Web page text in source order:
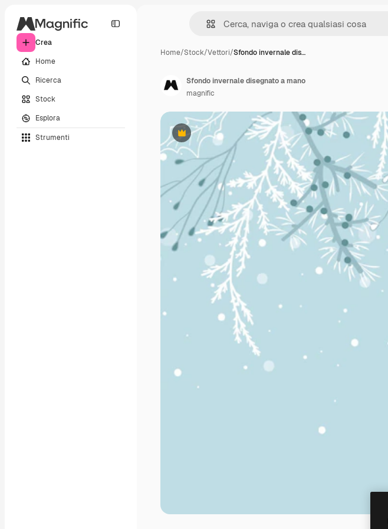
Crea
Home
Ricerca
Stock
Esplora
Strumenti
Home/Stock/Vettori/Sfondo invernale dis…
Premium
Sfondo invernale disegnato a mano
magnific